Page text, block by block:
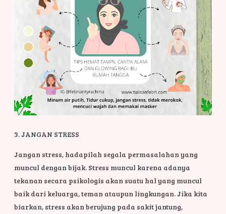
3. JANGAN STRESS
Jangan stress, hadapilah segala permasalahan yang
muncul dengan bijak. Stress muncul karena adanya
tekanan secara psikologis akan suatu hal yang muncul
baik dari keluarga, teman ataupun lingkungan. Jika kita
biarkan, stress akan berujung pada sakit jantung,